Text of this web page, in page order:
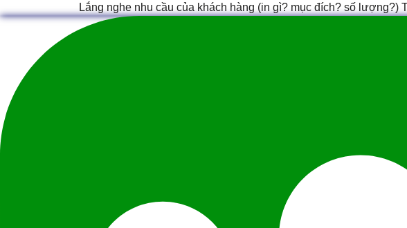
Lắng nghe nhu cầu của khách hàng (in gì? mục đích? số